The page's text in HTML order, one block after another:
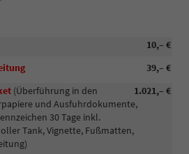
10,– €
39,– €
1.021,– €
(Überführung in den
und Ausfuhrdokumente,
30 Tage inkl.
Tank, Vignette, Fußmatten,